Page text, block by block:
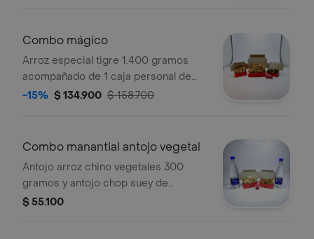
Combo mágico
Arroz especial tigre 1.400 gramos
acompañado de 1 caja personal de
antojo pollo crocante ajonjolí 200
-15% $ 134.900 $ 158.700
Combo manantial antojo vegetal
Antojo arroz chino vegetales 300
gramos y antojo chop suey de
vegetales con dos unidades de aguas
$ 55.100